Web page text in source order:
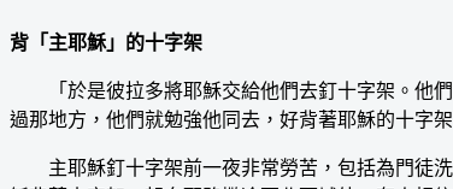
背「主耶穌」的十字架
「於是彼拉多將耶穌交給他們去釘十字架。他們
過那地方，他們就勉強他同去，好背著耶穌的十字
主耶穌釘十字架前一夜非常勞苦，包括為門徒洗